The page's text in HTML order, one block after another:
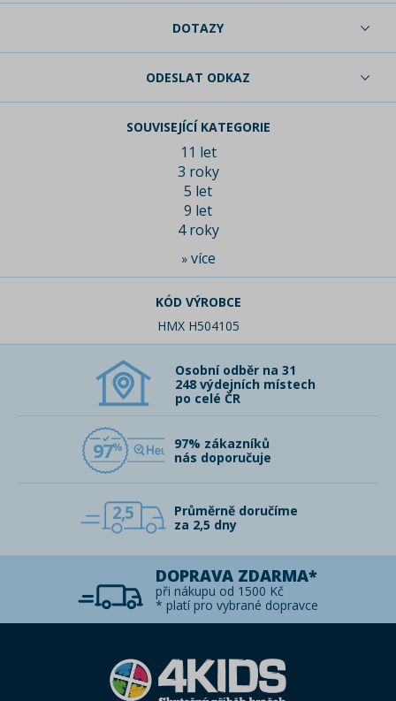
DOTAZY
ODESLAT ODKAZ
SOUVISEJÍCÍ KATEGORIE
11 let
3 roky
5 let
9 let
4 roky
» více
KÓD VÝROBCE
HMX H504105
Osobní odběr na 31
248 výdejních místech
po celé ČR
97
97% zákazníků
nás doporučuje
2,5
Průměrně doručíme
za 2,5 dny
DOPRAVA ZDARMA*
při nákupu od 1500 Kč
* platí pro vybrané dopravce